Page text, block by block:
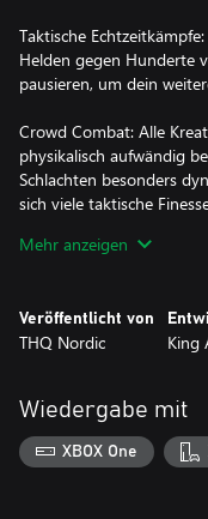
Taktische
Helden gegen Hunderte
pausieren, um dein
Crowd Combat: Alle
physikalisch aufwändig
Schlachten besonders
sich viele taktische
Fesselnde Story: Begleite
Erforsche die Welt: Lüfte
Spielwelt und ihre
Erkunde die Weltkarte:
schneebedeckten
dich auf der Worldmap
treffen und Abenteuer
Mehr anzeigen
Veröffentlicht von
THQ Nordic King
Wiedergabe mit
XBOX One